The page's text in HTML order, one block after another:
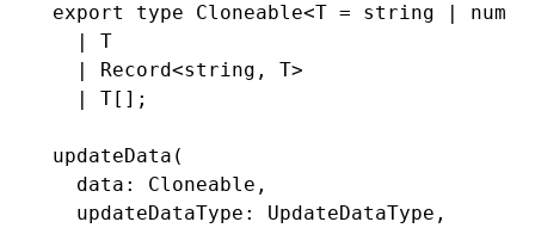
export type Cloneable<T = string |
  |
T
  |
Record<string , T>
  |
T[];
updateData (
  data: Cloneable
,
  updateDataType: UpdateDataType
,